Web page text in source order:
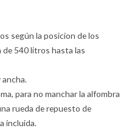
según la posicion de los
de 540 litros hasta las
ancha.
para no manchar la alfombra
rueda de repuesto de
incluida.